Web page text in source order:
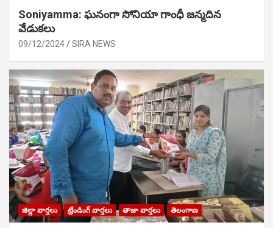
Soniyamma: ఘ‌నంగా సోనియా గాంధీ జ‌న్మ‌దిన
వేడుక‌లు
09/12/2024 SIRA NEWS
జిల్లా వార్తలు ట్రేండింగ్ వార్తలు తాజా వార్తలు తెలంగాణ